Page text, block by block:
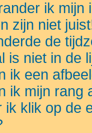
ik mijn
zijn niet
de
is niet in de
ik een
ik mijn rang
ik klik op de